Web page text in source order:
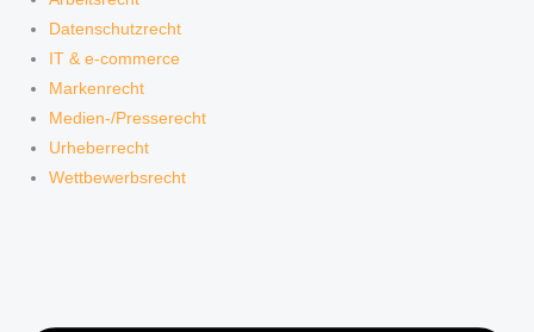
Datenschutzrecht
IT & e-commerce
Markenrecht
Medien-/Presserecht
Urheberrecht
Wettbewerbsrecht